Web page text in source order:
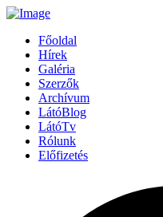
Főoldal
Hírek
Galéria
Szerzők
Archívum
LátóBlog
LátóTv
Rólunk
Előfizetés